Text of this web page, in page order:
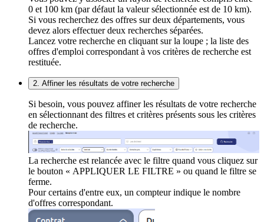
0 et 100 km (par défaut la valeur sélectionnée est de 10 km).
Si vous recherchez des offres sur deux départements, vous
devez alors effectuer deux recherches séparées.
Lancez votre recherche en cliquant sur la loupe ; la liste des
offres d'emploi correspondant à vos critères de recherche est
restituée.
2. Affiner les résultats de votre recherche
Si besoin, vous pouvez affiner les résultats de votre recherche
en sélectionnant des filtres et critères présents sous les critères
de recherche.
La recherche est relancée avec le filtre quand vous cliquez sur
le bouton « APPLIQUER LE FILTRE » ou quand le filtre se
ferme.
Pour certains d'entre eux, un compteur indique le nombre
d'offres correspondant.